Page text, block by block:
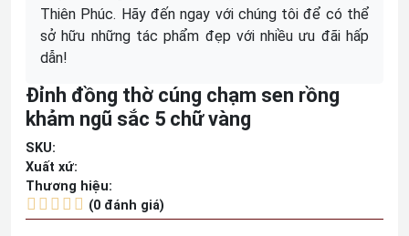
Thiên Phúc. Hãy đến ngay với chúng tôi để có thể
sở hữu những tác phẩm đẹp với nhiều ưu đãi hấp
dẫn!
Đỉnh đồng thờ cúng chạm sen rồng
khảm ngũ sắc 5 chữ vàng
SKU:
Xuất xứ:
Thương hiệu:
(0 đánh giá)